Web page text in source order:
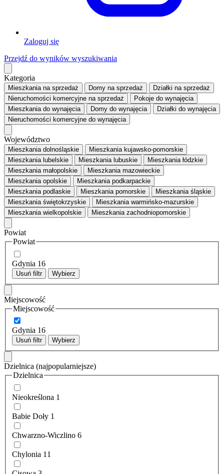
Zaloguj się
Przejdź do wyników wyszukiwania
Kategoria
Mieszkaniana sprzedaż Domy na sprzedaż Działki na sprzedaż
Nieruchomości komercyjne na sprzedaż Pokoje do wynajęcia
Mieszkaniado wynajęcia Domy do wynajęcia Działki do wynajęcia
Nieruchomości komercyjne do wynajęcia
Województwo
Mieszkania dolnośląskie
Mieszkania kujawsko-pomorskie
Mieszkania lubelskie
Mieszkania lubuskie
Mieszkania łódzkie
Mieszkania małopolskie
Mieszkania mazowieckie
Mieszkania opolskie
Mieszkania podkarpackie
Mieszkania podlaskie
Mieszkania pomorskie
Mieszkania śląskie
Mieszkania świętokrzyskie
Mieszkania warmińsko-mazurskie
Mieszkania wielkopolskie
Mieszkania zachodniopomorskie
Powiat
Powiat
Gdynia 16
Usuń filtr Wybierz
Miejscowość
Miejscowość
Gdynia 16
Usuń filtr Wybierz
Dzielnica (najpopularniejsze)
Dzielnica
Nieokreślona 1
Babie Doły 1
Chwarzno-Wiczlino 6
Chylonia 11